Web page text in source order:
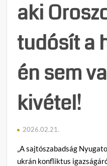
aki
tudósít a
én sem
kivétel!
2026.02.21.
„A sajtószabadság
ukrán konfliktus